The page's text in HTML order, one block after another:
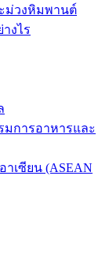
ม่วงหิมพานต์
งไร
การอาหารและ
เซียน (ASEAN